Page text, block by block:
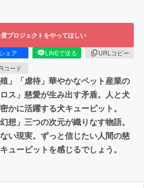
度プロジェクトをやってほしい
シェア LINEで送る
URLコピー
コード
」「虐待」華やかなペット産業の
ス」慈愛が生み出す矛盾。人と犬
かに活躍する犬キューピット。
想」三つの次元が織りなす物語。
い現実。ずっと信じたい人間の慈
ューピットを感じるでしょう。